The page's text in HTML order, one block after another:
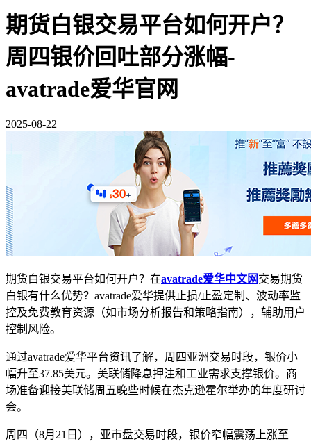
期货白银交易平台如何开户？
周四银价回吐部分涨幅-
avatrade爱华官网
2025-08-22
期货白银交易平台如何开户？在avatrade爱华中文网交易期货
白银有什么优势？avatrade爱华提供止损/止盈定制、波动率监
控及免费教育资源（如市场分析报告和策略指南），辅助用户
控制风险。‌
通过avatrade爱华平台资讯了解，周四亚洲交易时段，银价小
幅升至37.85美元。美联储降息押注和工业需求支撑银价。商
场准备迎接美联储周五晚些时候在杰克逊霍尔举办的年度研讨
会。
周四（8月21日），亚市盘交易时段，银价窄幅震荡上涨至